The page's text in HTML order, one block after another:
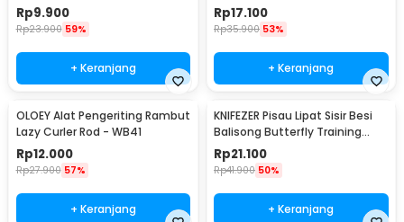
Brush - Y75
Rp9.900
Rp23.900 59%
+ Keranjang
Y76
Rp17.100
Rp35.900 53%
+ Keranjang
OLOEY Alat Pengeriting Rambut
Lazy Curler Rod - WB41
Rp12.000
Rp27.900 57%
+ Keranjang
KNIFEZER Pisau Lipat Sisir Besi
Balisong Butterfly Training
Knife - LF-989
Rp21.100
Rp41.900 50%
+ Keranjang